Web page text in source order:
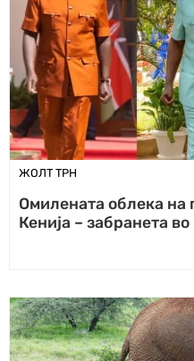
ЖОЛТ ТРН
Омилената облека на
Кенија – забранета